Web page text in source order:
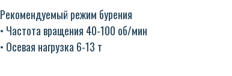
Рекомендуемый режим бурения
• Частота вращения 40-100 об/мин
• Осевая нагрузка 6-13 т